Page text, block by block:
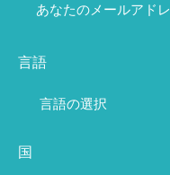
言語
国